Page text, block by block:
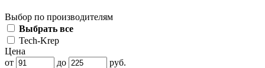
Выбор по производителям
Выбрать все
Tech-Krep
Цена
от
до
руб.